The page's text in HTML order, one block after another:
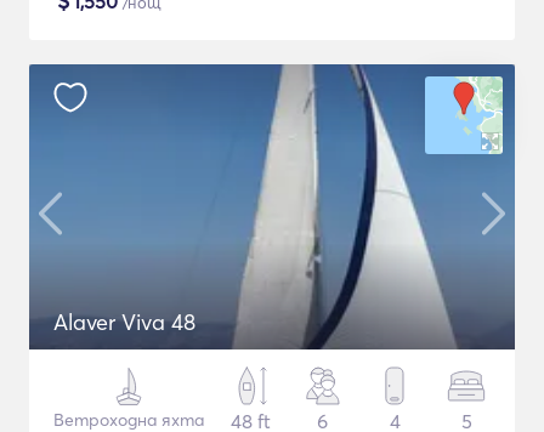
Alaver Viva 48
Ветроходна яхта
48 ft
6 4 5